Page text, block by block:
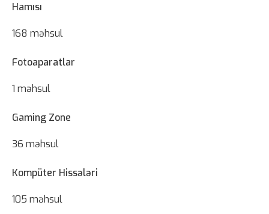
Hamısı
168 məhsul
Fotoaparatlar
1 məhsul
Gaming Zone
36 məhsul
Kompüter Hissələri
105 məhsul